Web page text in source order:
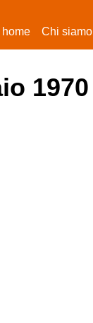
home(current)
Chi siamo
1970